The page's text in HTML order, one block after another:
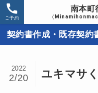
南本町
（
ご予約
書作成・既存契約書見
ユキマサ
2022
2/20